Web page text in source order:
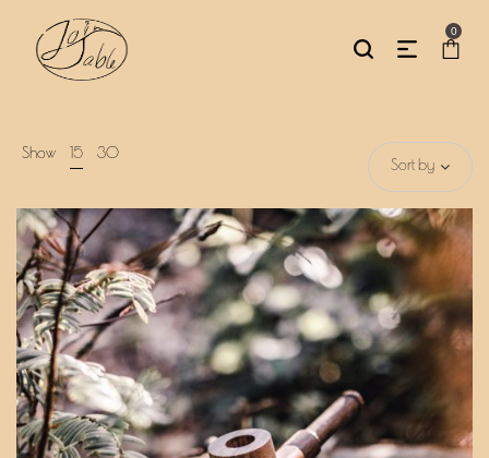
0
Show 15 30
Sort by